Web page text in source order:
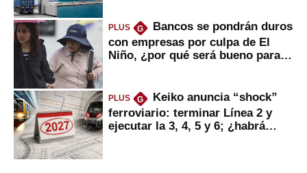
PLUS G
Bancos se pondrán duros
con empresas por culpa de El
Niño, ¿por qué será bueno para
PLUS G
Keiko anuncia “shock”
ferroviario: terminar Línea 2 y
ejecutar la 3, 4, 5 y 6; ¿habrá